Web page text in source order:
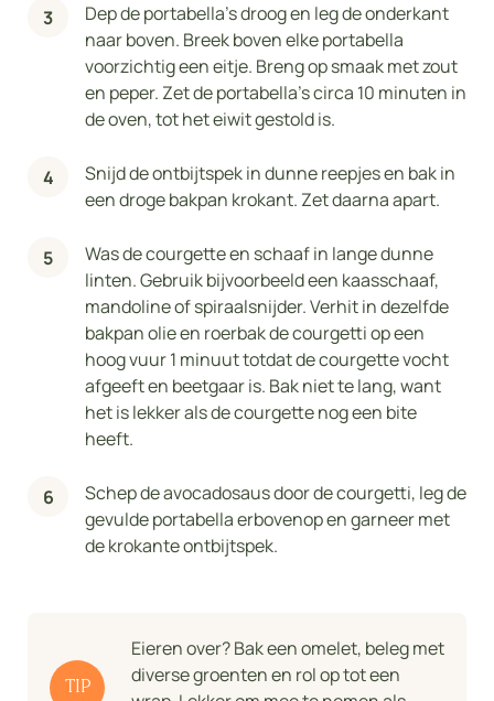
Dep de portabella’s droog en leg de onderkant
naar boven. Breek boven elke portabella
voorzichtig een eitje. Breng op smaak met zout
en peper. Zet de portabella’s circa 10 minuten in
de oven, tot het eiwit gestold is.
Snijd de ontbijtspek in dunne reepjes en bak in
een droge bakpan krokant. Zet daarna apart.
Was de courgette en schaaf in lange dunne
linten. Gebruik bijvoorbeeld een kaasschaaf,
mandoline of spiraalsnijder. Verhit in dezelfde
bakpan olie en roerbak de courgetti op een
hoog vuur 1 minuut totdat de courgette vocht
afgeeft en beetgaar is. Bak niet te lang, want
het is lekker als de courgette nog een bite
heeft.
Schep de avocadosaus door de courgetti, leg de
gevulde portabella erbovenop en garneer met
de krokante ontbijtspek.
TIP
Eieren over? Bak een omelet, beleg met
diverse groenten en rol op tot een